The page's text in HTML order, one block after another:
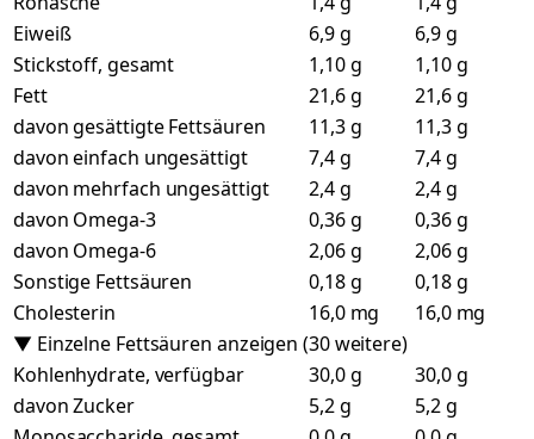
Eiweiß
6,9 g
6,9 g
Stickstoff, gesamt
1,10 g
1,10 g
Fett
21,6 g
21,6 g
davon gesättigte Fettsäuren
11,3 g
11,3 g
davon einfach ungesättigt
7,4 g
7,4 g
davon mehrfach ungesättigt
2,4 g
2,4 g
davon Omega-3
0,36 g
0,36 g
davon Omega-6
2,06 g
2,06 g
Sonstige Fettsäuren
0,18 g
0,18 g
Cholesterin
16,0 mg
16,0 mg
▼ Einzelne Fettsäuren anzeigen (30 weitere)
Kohlenhydrate, verfügbar
30,0 g
30,0 g
davon Zucker
5,2 g
5,2 g